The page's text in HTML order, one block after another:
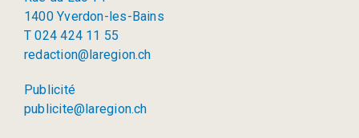
1400 Yverdon-les-Bains
T 024 424 11 55
redaction@laregion.ch
Publicité
publicite@laregion.ch